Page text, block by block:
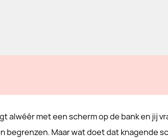
alwéér met een scherm op de bank en jij
begrenzen. Maar wat doet dat knagende